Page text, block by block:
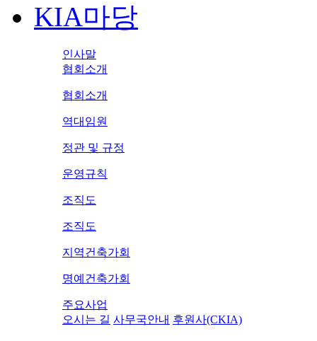
KIA마당
인사말
협회소개
협회소개
역대임원
정관 및 규정
운영규칙
조직도
조직도
지역건축가회
명예건축가회
주요사업
오시는 길 사무국안내 후원사(CKIA)